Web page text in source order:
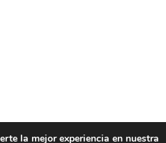
la mejor experiencia en nuestra